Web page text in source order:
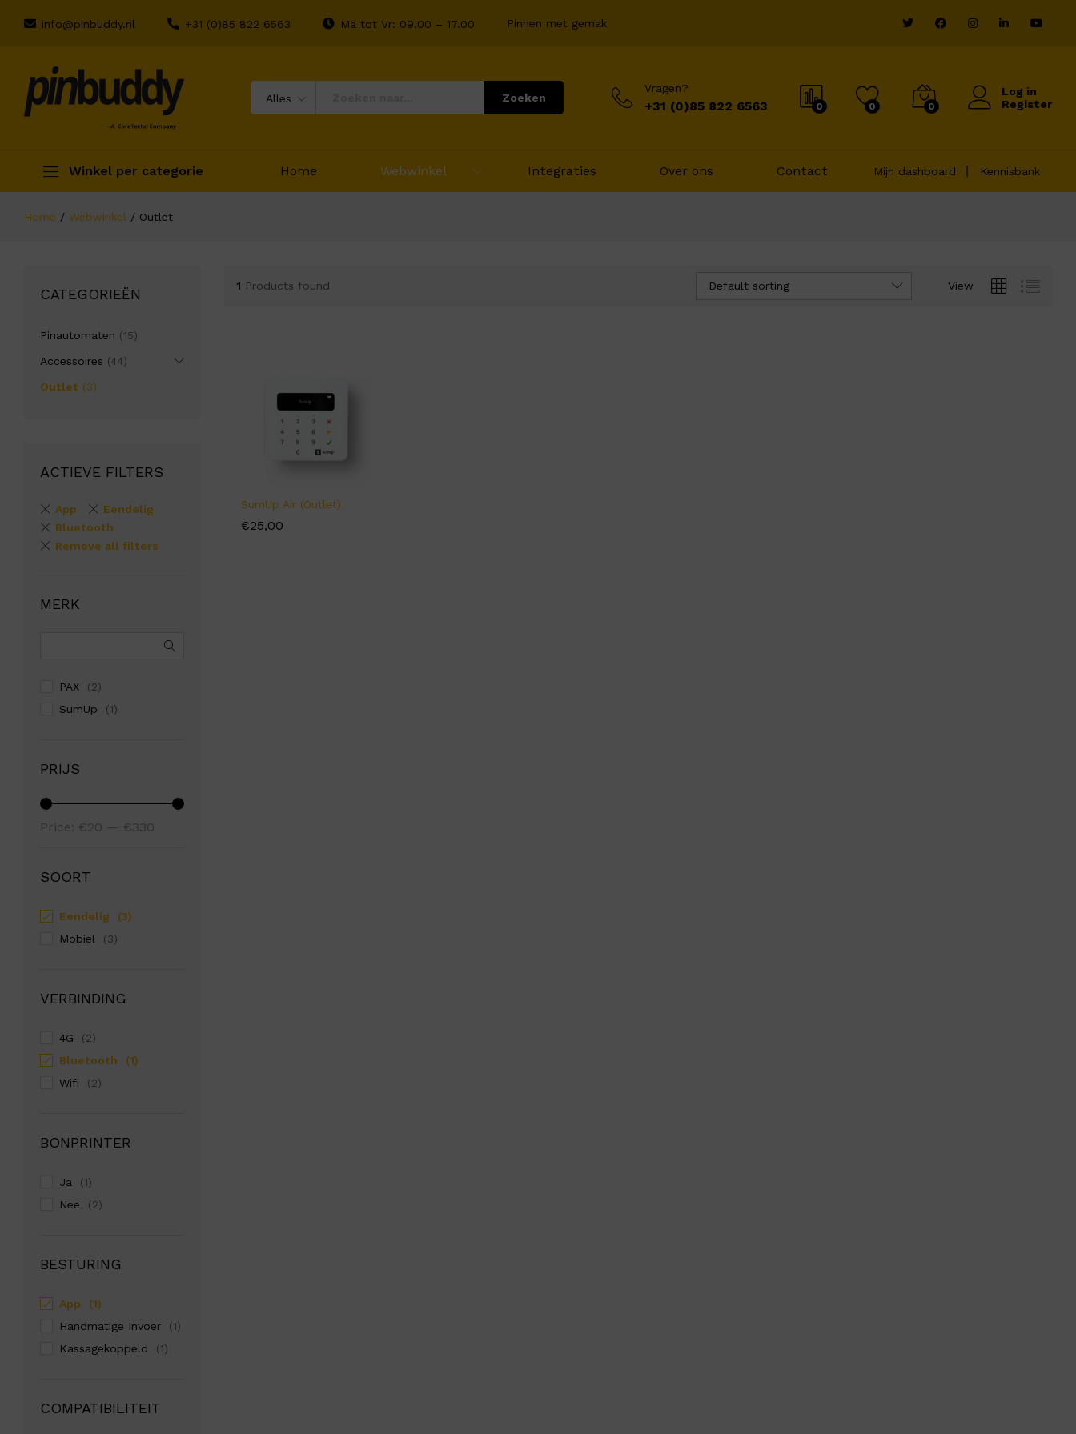
info@pinbuddy.nl +31 (0)85 822 6563 Ma tot Vr: 09.00 – 17.00 Pinnen met gemak
Alles Zoeken
Vragen?
+31 (0)85 822 6563 0 0 0
Log in
Register
Winkel per categorie Home Webwinkel Integraties Over ons Contact Mijn dashboard Kennisbank
Home / Webwinkel / Outlet
1 Products found View
Default sorting
SumUp Air (Outlet)
€25,00
€25,00
CATEGORIEËN
Pinautomaten (15)
Accessoires (44)
Outlet (3)
ACTIEVE FILTERS
App
Eendelig
Bluetooth
Remove all filters
MERK
PAX (2)
SumUp (1)
PRIJS
Price: €20 — €330
SOORT
Eendelig (3)
Mobiel (3)
VERBINDING
4G (2)
Bluetooth (1)
Wifi (2)
BONPRINTER
Ja (1)
Nee (2)
BESTURING
App (1)
Handmatige Invoer (1)
Kassagekoppeld (1)
COMPATIBILITEIT